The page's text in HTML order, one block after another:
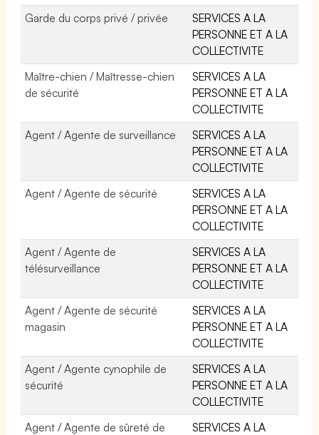
Garde du corps privé / privée
SERVICES A LA
PERSONNE ET A LA
COLLECTIVITE
Maître-chien / Maîtresse-chien
de sécurité
SERVICES A LA
PERSONNE ET A LA
COLLECTIVITE
Agent / Agente de surveillance
SERVICES A LA
PERSONNE ET A LA
COLLECTIVITE
Agent / Agente de sécurité
SERVICES A LA
PERSONNE ET A LA
COLLECTIVITE
Agent / Agente de
télésurveillance
SERVICES A LA
PERSONNE ET A LA
COLLECTIVITE
Agent / Agente de sécurité
magasin
SERVICES A LA
PERSONNE ET A LA
COLLECTIVITE
Agent / Agente cynophile de
sécurité
SERVICES A LA
PERSONNE ET A LA
COLLECTIVITE
Agent / Agente de sûreté de
SERVICES A LA